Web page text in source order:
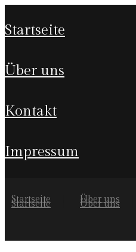
startseite
über uns
kontakt
impressum
Startseite Über uns
Startseite Über uns